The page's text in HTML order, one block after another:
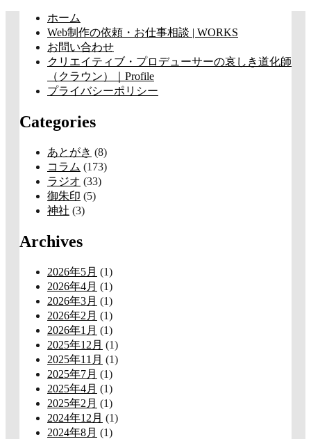
キ
ホーム
Web制作の依頼・お仕事相談 | WORKS
お問い合わせ
クリエイティブ・プロデューサーの哀しき道化師
（クラウン）｜Profile
プライバシーポリシー
Categories
あとがき (8)
コラム (173)
ラジオ (33)
御朱印 (5)
神社 (3)
Archives
2026年5月 (1)
2026年4月 (1)
2026年3月 (1)
2026年2月 (1)
2026年1月 (1)
2025年12月 (1)
2025年11月 (1)
2025年7月 (1)
2025年4月 (1)
2025年2月 (1)
2024年12月 (1)
2024年8月 (1)